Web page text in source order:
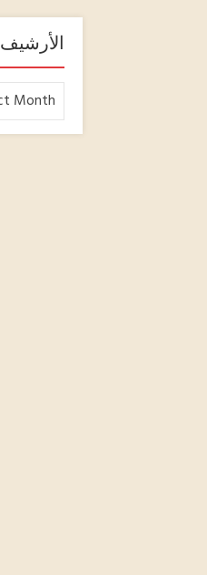
الأرشيف
الأرشيف